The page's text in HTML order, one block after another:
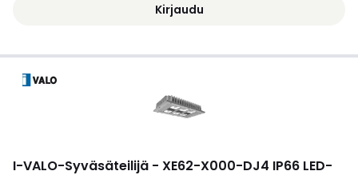
Kirjaudu
I-VALO-Syväsäteilijä - XE62-X000-DJ4 IP66 LED-